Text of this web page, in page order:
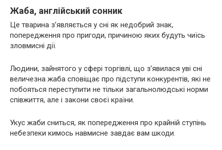
Жаба, англійський сонник
Це тварина з’являється у сні як недобрий знак,
попередження про пригоди, причиною яких будуть чиїсь
зловмисні дії.
Людини, зайнятого у сфері торгівлі, що з’явилася уві сні
величезна жаба сповіщає про підступи конкурентів, які не
побояться переступити не тільки загальнолюдські норми
співжиття, але і закони своєї країни.
Укус жаби сниться, як попередження про крайній ступінь
небезпеки кимось навмисне завдає вам шкоди.